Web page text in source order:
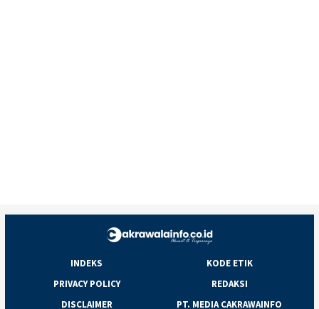
INDEKS
KODE ETIK
PRIVACY POLICY
REDAKSI
DISCLAIMER
PT. MEDIA CAKRAWAINFO